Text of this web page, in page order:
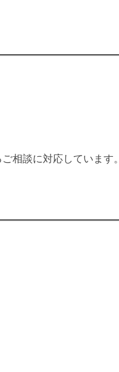
相談に対応しています。